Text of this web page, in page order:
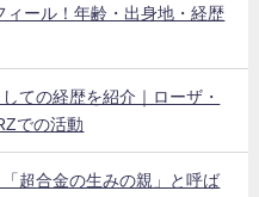
ール！年齢・出身地・経歴
ての経歴を紹介｜ローザ・
での活動
超合金の生みの親」と呼ば